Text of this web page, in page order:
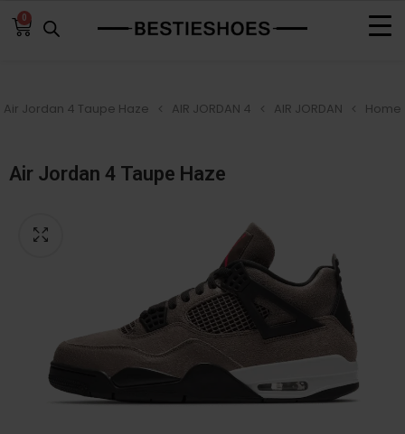
0
Home
AIR JORDAN
AIR JORDAN 4
Air Jordan 4 Taupe Haze
Air Jordan 4 Taupe Haze